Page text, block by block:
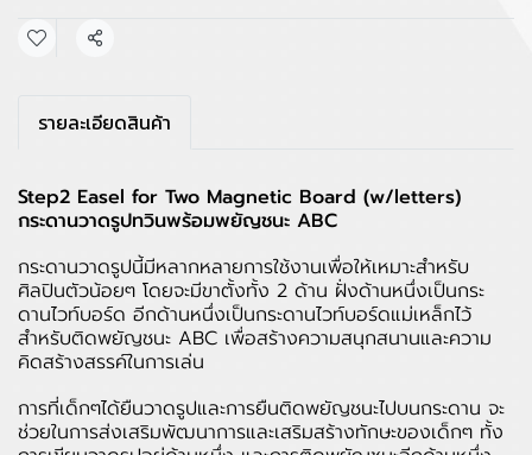
แชร์
รายละเอียดสินค้า
Step2 Easel for Two Magnetic Board (w/letters)
กระดานวาดรูปทวินพร้อมพยัญชนะ ABC
กระดานวาดรูปนี้มีหลากหลายการใช้งานเพื่อให้เหมาะสำหรับ
ศิลปินตัวน้อยๆ โดยจะมีขาตั้งทั้ง 2 ด้าน ฝั่งด้านหนึ่งเป็นกระ
ดานไวท์บอร์ด อีกด้านหนึ่งเป็นกระดานไวท์บอร์ดแม่เหล็กไว้
สำหรับติดพยัญชนะ ABC เพื่อสร้างความสนุกสนานและความ
คิดสร้างสรรค์ในการเล่น
การที่เด็กๆได้ยืนวาดรูปและการยืนติดพยัญชนะไปบนกระดาน จะ
ช่วยในการส่งเสริมพัฒนาการและเสริมสร้างทักษะของเด็กๆ ทั้ง